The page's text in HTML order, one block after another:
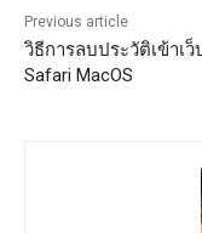
Previous article
วิธีการลบประวัติเข้าเ
Safari MacOS